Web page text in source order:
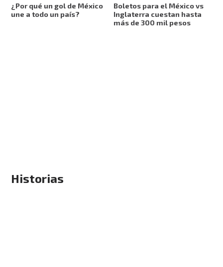
¿Por qué un gol de México
une a todo un país?
Boletos para el México vs
Inglaterra cuestan hasta
más de 300 mil pesos
Historias